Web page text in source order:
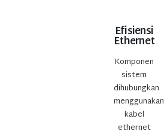
Efisiensi
Ethernet
Komponen
sistem
dihubungkan
menggunakan
kabel
ethernet